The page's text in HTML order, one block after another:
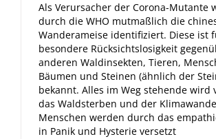
Als Verursacher der Corona-Mutante
durch die WHO mutmaßlich die
Wanderameise identifiziert. Diese ist
besondere Rücksichtslosigkeit
anderen Waldinsekten, Tieren,
Bäumen und Steinen (ähnlich der
bekannt. Alles im Weg stehende wird
das Waldsterben und der
Menschen werden durch das
in Panik und Hysterie versetzt